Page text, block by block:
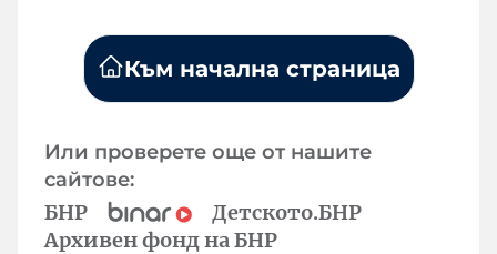
Към начална страница
Или проверете още от нашите
сайтове:
БНР
Детското.БНР
Архивен фонд на БНР